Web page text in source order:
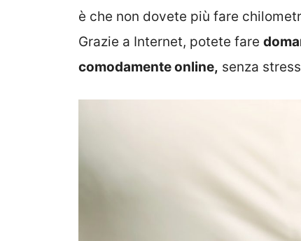
è che non dovete più fare
Grazie a Internet, potete fare
comodamente online, senza